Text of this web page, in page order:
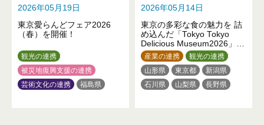
2026年05月19日
東京愛らんどフェア2026
（春）を開催！
観光の連携
被災地復興支援の連携
芸術文化の連携
福島県
2026年05月14日
東京の多彩な食の魅力を 詰
め込んだ「Tokyo Tokyo
Delicious Museum2026」を
開催！
産業の連携
観光の連携
山形県
東京都
新潟県
石川県
山梨県
長野県